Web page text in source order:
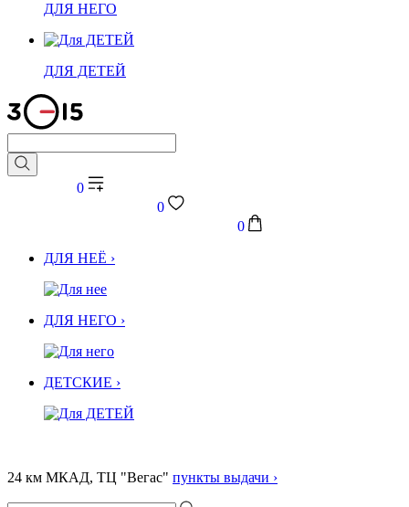
ДЛЯ НЕГО
ДЛЯ ДЕТЕЙ
0
0
0
ДЛЯ НЕЁ ›
ДЛЯ НЕГО ›
ДЕТСКИЕ ›
24 км МКАД, ТЦ "Вегас" пункты выдачи ›